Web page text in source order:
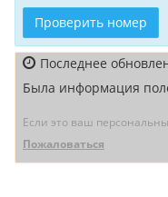
Проверить номер
Последнее
Была информация
Если это ваш
Пожаловаться